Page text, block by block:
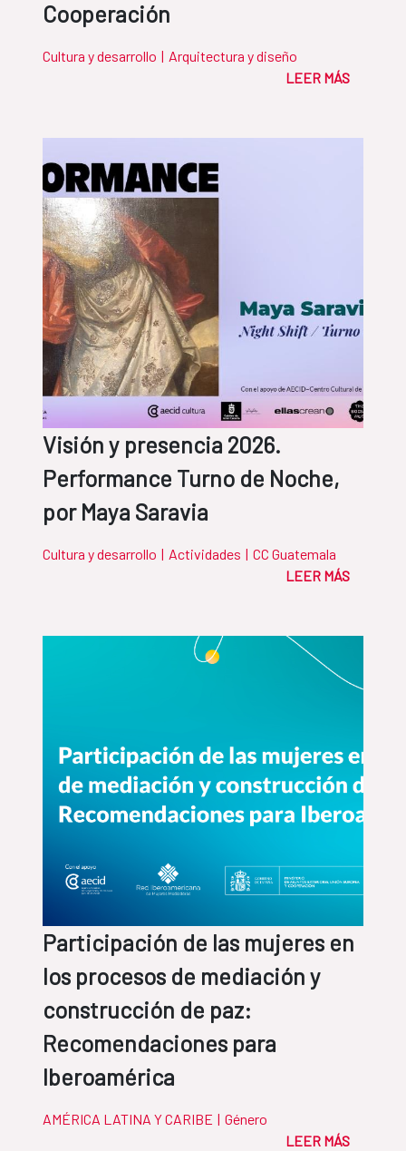
Cooperación
Cultura y desarrollo | Arquitectura y diseño
LEER MÁS
Visión y presencia 2026.
Performance Turno de Noche,
por Maya Saravia
Cultura y desarrollo | Actividades | CC Guatemala
LEER MÁS
Participación de las mujeres en
los procesos de mediación y
construcción de paz:
Recomendaciones para
Iberoamérica
AMÉRICA LATINA Y CARIBE | Género
LEER MÁS